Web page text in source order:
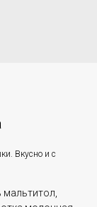
Вкусно и с